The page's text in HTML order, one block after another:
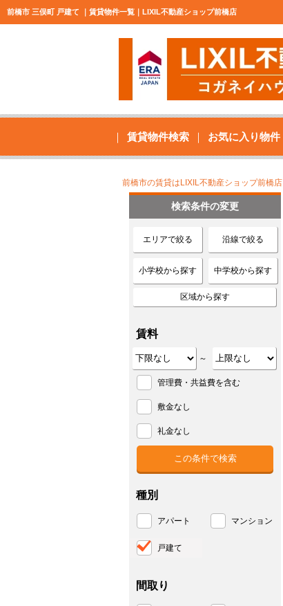
前橋市 三俣町 戸建て ｜賃貸物件一覧｜LIXIL不動産ショップ前橋店
賃貸物件検索 お気に入り物件
前橋市の賃貸はLIXIL不動産ショップ前橋店
検索条件の変更
エリアで絞る 沿線で絞る
小学校から探す 中学校から探す
区域から探す
賃料
～
管理費・共益費を含む
敷金なし
礼金なし
種別
アパート マンション
戸建て
間取り